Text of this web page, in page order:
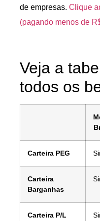
de empresas. Clique
(pagando menos de
Veja a
todos os
Carteira PEG
Carteira
Barganhas
Carteira P/L